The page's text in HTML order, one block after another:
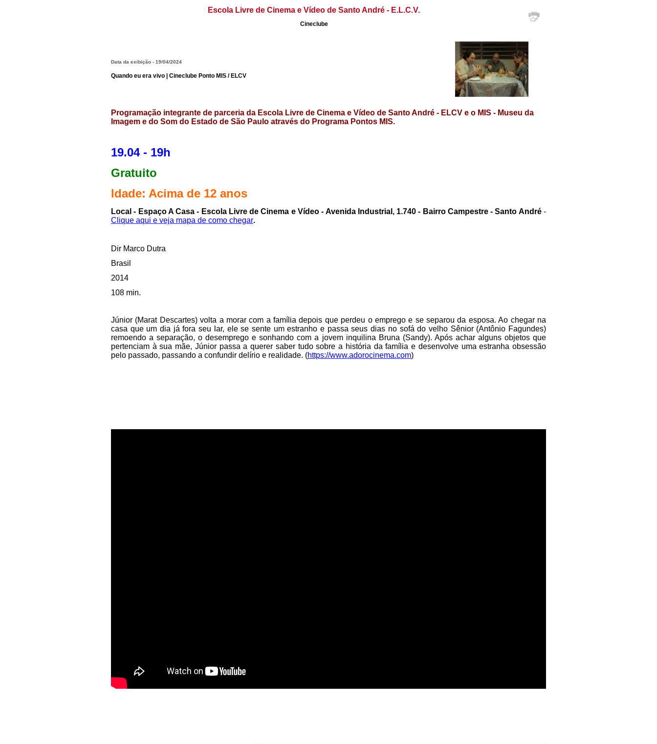
Escola Livre de Cinema e Vídeo de Santo André - E.L.C.V.
Cineclube
Data da exibição - 19/04/2024
Quando eu era vivo | Cineclube Ponto MIS / ELCV
Programação integrante de parceria da Escola Livre de Cinema e Vídeo de Santo André - ELCV e o MIS - Museu da
Imagem e do Som do Estado de São Paulo através do Programa Pontos MIS.
19.04 - 19h
Gratuito
Idade: Acima de 12 anos
Local - Espaço A Casa - Escola Livre de Cinema e Vídeo - Avenida Industrial, 1.740 - Bairro Campestre - Santo André -
Clique aqui e veja mapa de como chegar.
Dir Marco Dutra
Brasil
2014
108 min.
Júnior (Marat Descartes) volta a morar com a família depois que perdeu o emprego e se separou da esposa. Ao chegar na
casa que um dia já fora seu lar, ele se sente um estranho e passa seus dias no sofá do velho Sênior (Antônio Fagundes)
remoendo a separação, o desemprego e sonhando com a jovem inquilina Bruna (Sandy). Após achar alguns objetos que
pertenciam à sua mãe, Júnior passa a querer saber tudo sobre a história da família e desenvolve uma estranha obsessão
pelo passado, passando a confundir delírio e realidade. (https://www.adorocinema.com)